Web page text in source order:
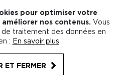
pour optimiser votre
nos contenus. Vous
traitement des données en
: En savoir plus
ET FERMER